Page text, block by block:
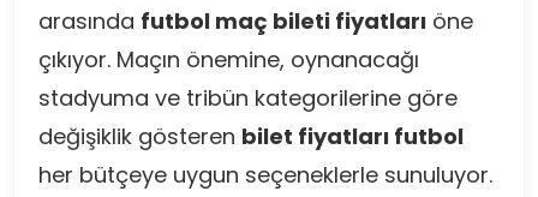
arasında futbol maç bileti fiyatları öne
çıkıyor. Maçın önemine, oynanacağı
stadyuma ve tribün kategorilerine göre
değişiklik gösteren bilet fiyatları futbol
her bütçeye uygun seçeneklerle sunuluyor.